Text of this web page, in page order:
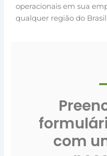
operacionais em sua
qualquer região do
com